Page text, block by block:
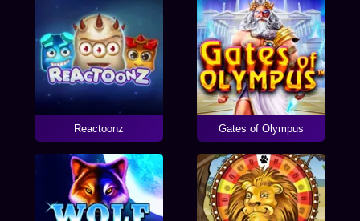
Reactoonz Gates of Olympus